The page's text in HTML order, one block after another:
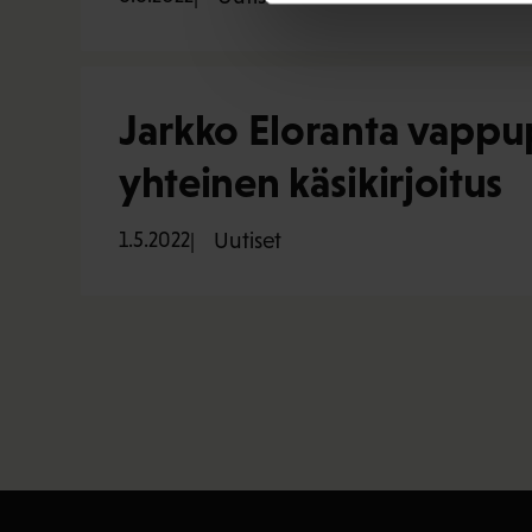
Jarkko Eloranta
yhteinen käsikirjoitus
1.5.2022 Uutiset